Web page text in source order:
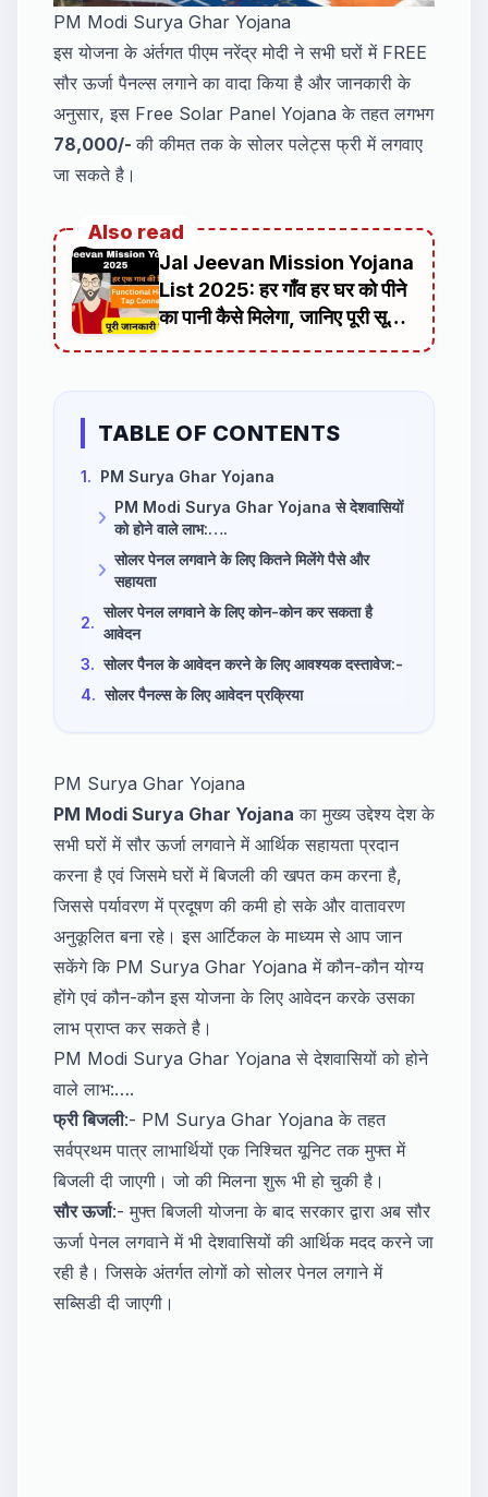
PM Modi Surya Ghar Yojana
इस योजना के अंर्तगत पीएम नरेंद्र मोदी ने सभी घरों में FREE
सौर ऊर्जा पैनल्स लगाने का वादा किया है और जानकारी के
अनुसार, इस Free Solar Panel Yojana के तहत लगभग
78,000/-की कीमत तक के सोलर पलेट्स फ्री में लगवाए
जा सकते है।
Also read
Jal Jeevan Mission Yojana
List 2025: हर गाँव हर घर को पीने
का पानी कैसे मिलेगा, जानिए पूरी सूची
TABLE OF CONTENTS
1. PM Surya Ghar Yojana
PM Modi Surya Ghar Yojana से देशवासियों
को होने वाले लाभ:….
सोलर पेनल लगवाने के लिए कितने मिलेंगे पैसे और
सहायता
2.
सोलर पेनल लगवाने के लिए कोन-कोन कर सकता है
आवेदन
3. सोलर पैनल के आवेदन करने के लिए आवश्यक दस्तावेज:-
4. सोलर पैनल्स के लिए आवेदन प्रक्रिया
PM Surya Ghar Yojana
PM Modi Surya Ghar Yojana का मुख्य उद्देश्य देश के
सभी घरों में सौर ऊर्जा लगवाने में आर्थिक सहायता प्रदान
करना है एवं जिसमे घरों में बिजली की खपत कम करना है,
जिससे पर्यावरण में प्रदूषण की कमी हो सके और वातावरण
अनुकूलित बना रहे। इस आर्टिकल के माध्यम से आप जान
सकेंगे कि PM Surya Ghar Yojana में कौन-कौन योग्य
होंगे एवं कौन-कौन इस योजना के लिए आवेदन करके उसका
लाभ प्राप्त कर सकते है।
PM Modi Surya Ghar Yojana से देशवासियों को होने
वाले लाभ:….
​फ्री बिजली:- PM Surya Ghar Yojana के तहत
सर्वप्रथम पात्र लाभार्थियों एक निश्चित यूनिट तक मुफ्त में
बिजली दी जाएगी। जो की मिलना शुरू भी हो चुकी है।
सौर ऊर्जा:- मुफ्त बिजली योजना के बाद सरकार द्वारा अब सौर
ऊर्जा पेनल लगवाने में भी देशवासियों की आर्थिक मदद करने जा
रही है। जिसके अंतर्गत लोगों को सोलर पेनल लगाने में
सब्सिडी दी जाएगी।